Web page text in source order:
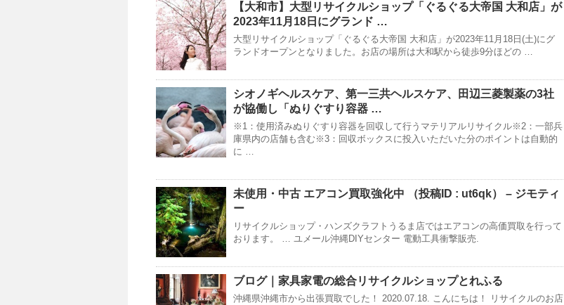
【大和市】大型 リサイクルショップ「ぐるぐる大帝国 大和店」が
2023年11月18日にグランド …
大型リサイクルショップ「ぐるぐる大帝国 大和店」が2023年11月18日(土)にグ
ランドオープンとなりました。お店の場所は大和駅から徒歩9分ほどの …
シオノギヘルスケア、第一三共ヘルスケア、田辺三菱製薬の3社
が協働し「ぬりぐすり容器 …
※1：使用済みぬりぐすり容器を回収して行うマテリアルリサイクル※2：一部兵
庫県内の店舗も含む※3：回収ボックスに投入いただいた分のポイントは自動的
に …
未使用・中古 エアコン買取強化中 （投稿ID : ut6qk） – ジモティ
ー
リサイクルショップ・ハンズクラフトうるま店ではエアコンの高価買取を行って
おります。 … ユメール沖縄DIYセンター 電動工具衝撃販売.
ブログ｜家具家電の総合リサイクルショップとれふる
沖縄県沖縄市から出張買取でした！ 2020.07.18. こんにちは！ リサイクルのお店